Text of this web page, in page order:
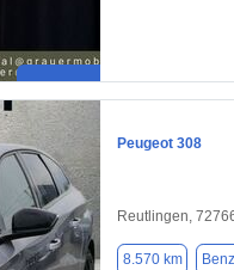
Peugeot 308
Reutlingen,
8.570 km